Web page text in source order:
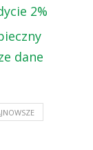
2%
dane